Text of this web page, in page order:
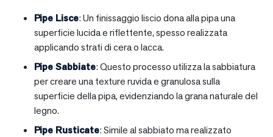
Pipe Lisce: Un finissaggio liscio dona alla pipa una
superficie lucida e riflettente, spesso realizzata
applicando strati di cera o lacca.
Pipe Sabbiate: Questo processo utilizza la sabbiatura
per creare una texture ruvida e granulosa sulla
superficie della pipa, evidenziando la grana naturale del
legno.
Pipe Rusticate: Simile al sabbiato ma realizzato